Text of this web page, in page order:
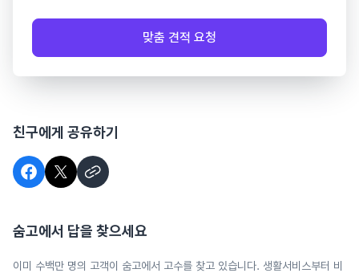
맞춤 견적 요청
친구에게 공유하기
숨고에서 답을 찾으세요
이미 수백만 명의 고객이 숨고에서 고수를 찾고 있습니다. 생활서비스부터 비